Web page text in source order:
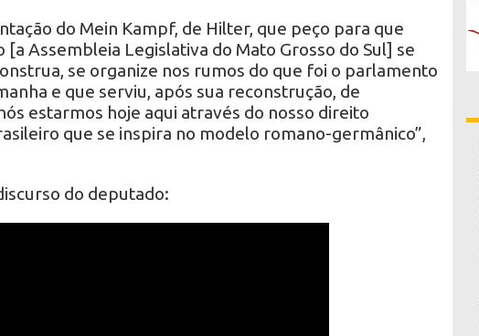
do Mein Kampf, de Hilter, que peço para que
[a Assembleia Legislativa do Mato Grosso do Sul] se
se organize nos rumos do que foi o parlamento
e que serviu, após sua reconstrução, de
estarmos hoje aqui através do nosso direito
que se inspira no modelo romano-germânico”,
do deputado: